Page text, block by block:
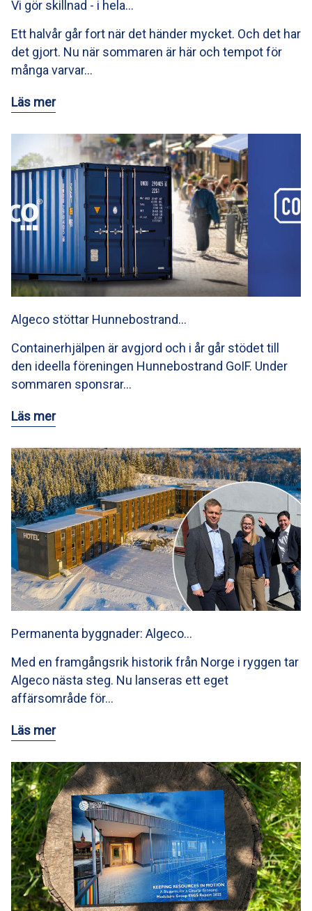
Vi gör skillnad - i hela…
Ett halvår går fort när det händer mycket. Och det har
det gjort. Nu när sommaren är här och tempot för
många varvar…
Läs mer
Algeco stöttar Hunnebostrand…
Containerhjälpen är avgjord och i år går stödet till
den ideella föreningen Hunnebostrand GoIF. Under
sommaren sponsrar…
Läs mer
Permanenta byggnader: Algeco…
Med en framgångsrik historik från Norge i ryggen tar
Algeco nästa steg. Nu lanseras ett eget
affärsområde för…
Läs mer